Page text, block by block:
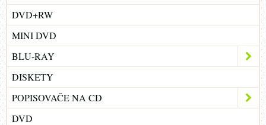
DVD+RW
MINI DVD
BLU-RAY
DISKETY
POPISOVAČE NA CD
DVD